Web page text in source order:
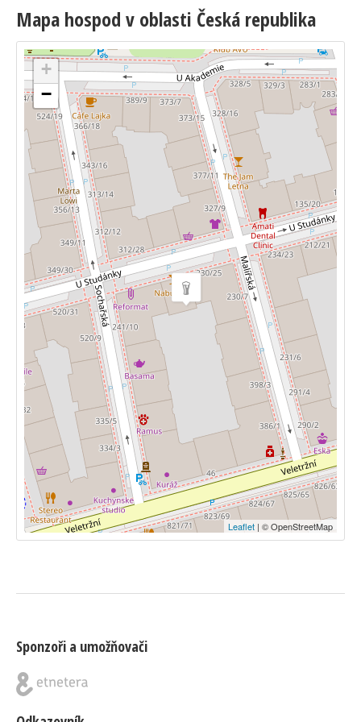
Mapa hospod v oblasti Česká republika
+
−
Leaflet | © OpenStreetMap
Sponzoři a umožňovači